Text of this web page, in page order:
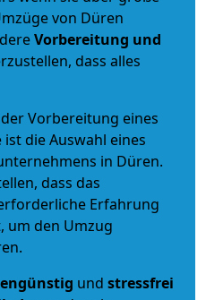
von Düren
Vorbereitung und
dass alles
Vorbereitung eines
die Auswahl eines
in Düren.
dass das
Erfahrung
um den Umzug
und stressfrei